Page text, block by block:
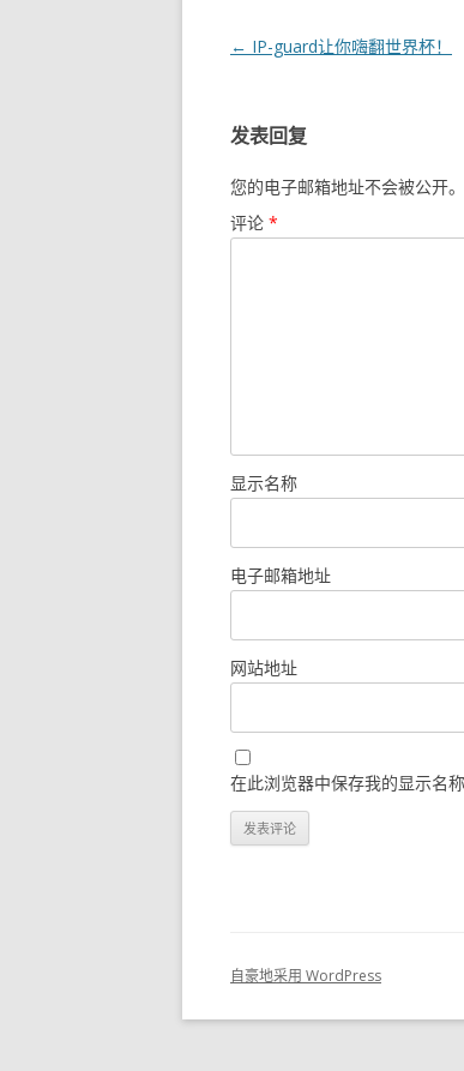
文章导航
← IP-guard让你嗨翻世界杯！
发表回复
您的电子邮箱地址不会被公开。
评论 *
显示名称
电子邮箱地址
网站地址
在此浏览器中保存我的显示名
自豪地采用 WordPress